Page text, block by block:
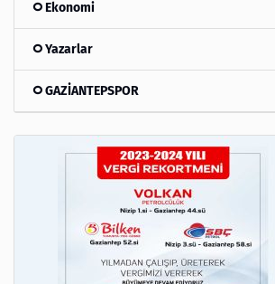
Ekonomi
Yazarlar
GAZİANTEPSPOR